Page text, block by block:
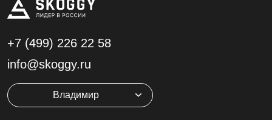
+7 (499) 226 22 58
info@skoggy.ru
Владимир